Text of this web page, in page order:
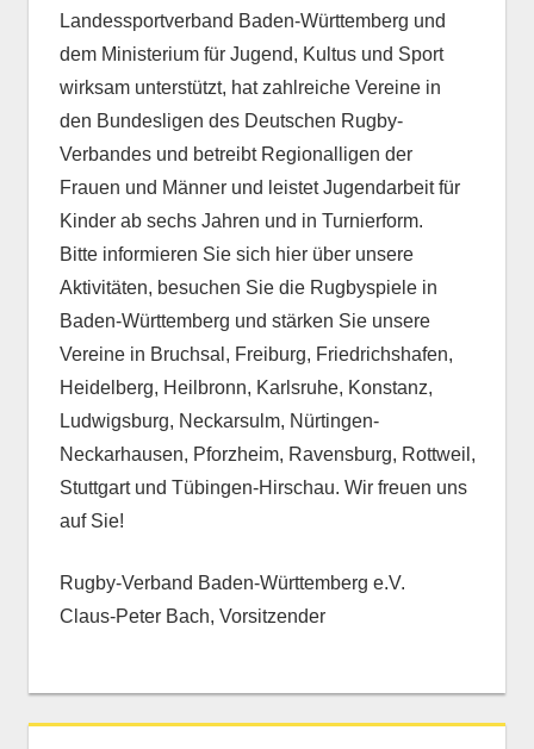
Landessportverband Baden-Württemberg und
dem Ministerium für Jugend, Kultus und Sport
wirksam unterstützt, hat zahlreiche Vereine in
den Bundesligen des Deutschen Rugby-
Verbandes und betreibt Regionalligen der
Frauen und Männer und leistet Jugendarbeit für
Kinder ab sechs Jahren und in Turnierform.
Bitte informieren Sie sich hier über unsere
Aktivitäten, besuchen Sie die Rugbyspiele in
Baden-Württemberg und stärken Sie unsere
Vereine in Bruchsal, Freiburg, Friedrichshafen,
Heidelberg, Heilbronn, Karlsruhe, Konstanz,
Ludwigsburg, Neckarsulm, Nürtingen-
Neckarhausen, Pforzheim, Ravensburg, Rottweil,
Stuttgart und Tübingen-Hirschau. Wir freuen uns
auf Sie!
Rugby-Verband Baden-Württemberg e.V.
Claus-Peter Bach, Vorsitzender